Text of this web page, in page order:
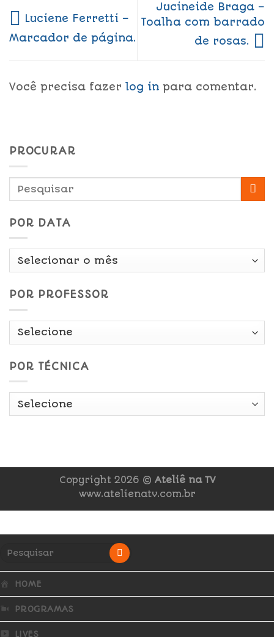
Luciene Ferretti –
Marcador de página.
Jucineide Braga –
Toalha com barrado
de rosas.
Você precisa fazer log in para comentar.
PROCURAR
POR DATA
Por
POR PROFESSOR
POR TÉCNICA
Copyright 2026 © Ateliê na TV
www.atelienatv.com.br
HOME
PROGRAMAS
LIVES